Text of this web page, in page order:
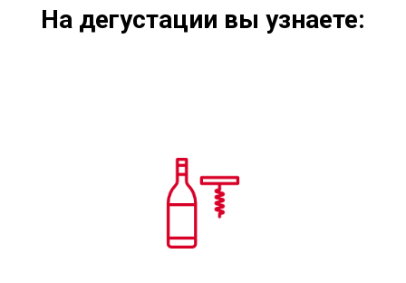
На дегустации вы узнаете: